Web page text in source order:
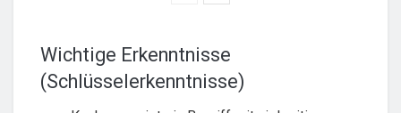
Wichtige Erkenntnisse
(Schlüsselerkenntnisse)